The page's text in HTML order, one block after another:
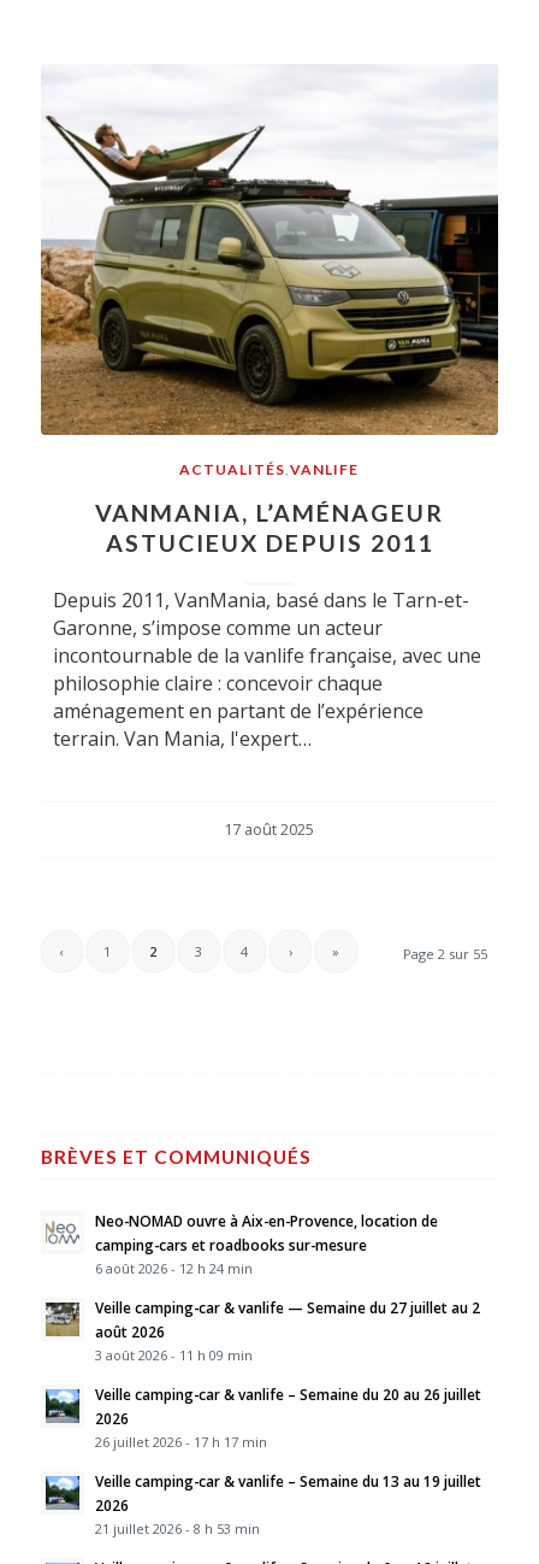
ACTUALITÉS ,VANLIFE
VANMANIA, L’AMÉNAGEUR
ASTUCIEUX DEPUIS 2011
Depuis 2011, VanMania, basé dans le Tarn-et-
Garonne, s’impose comme un acteur
incontournable de la vanlife française, avec une
philosophie claire : concevoir chaque
aménagement en partant de l’expérience
terrain. Van Mania, l'expert…
17 août 2025
Page 2 sur 55
‹ 1 2 3 4 › »
BRÈVES ET COMMUNIQUÉS
Neo-NOMAD ouvre à Aix-en-Provence, location de
camping-cars et roadbooks sur-mesure
6 août 2026 - 12 h 24 min
Veille camping-car & vanlife — Semaine du 27 juillet au 2
août 2026
3 août 2026 - 11 h 09 min
Veille camping-car & vanlife – Semaine du 20 au 26 juillet
2026
26 juillet 2026 - 17 h 17 min
Veille camping-car & vanlife – Semaine du 13 au 19 juillet
2026
21 juillet 2026 - 8 h 53 min